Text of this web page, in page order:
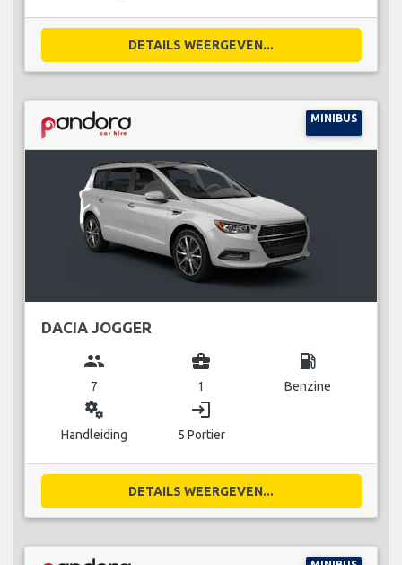
DETAILS WEERGEVEN...
MINIBUS
DACIA JOGGER
group
7
business_center
1
local_gas_station
Benzine
miscellaneous_services
Handleiding
login
5 Portier
DETAILS WEERGEVEN...